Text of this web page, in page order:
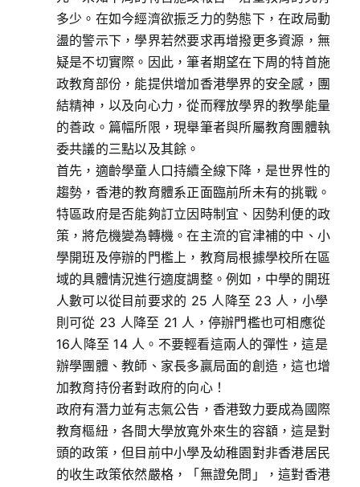
多少。在如今經濟欲振乏力的勢態下，在政局動
盪的警示下，學界若然要求再增撥更多資源，無
疑是不切實際。因此，筆者期望在下周的特首施
政教育部份，能提供增加香港學界的安全感，團
結精神，以及向心力，從而釋放學界的教學能量
的善政。篇幅所限，現舉筆者與所屬教育團體執
委共議的三點以及其餘。
首先，適齡學童人口持續全線下降，是世界性的
趨勢，香港的教育體系正面臨前所未有的挑戰。
特區政府是否能夠訂立因時制宜、因勢利便的政
策，將危機變為轉機。在主流的官津補的中、小
學開班及停辦的門檻上，教育局根據學校所在區
域的具體情況進行適度調整。例如，中學的開班
人數可以從目前要求的 25 人降至 23 人，小學
則可從 23 人降至 21 人，停辦門檻也可相應從
16人降至 14 人。不要輕看這兩人的彈性，這是
辦學團體、教師、家長多贏局面的創造，這也增
加教育持份者對政府的向心！
政府有潛力並有志氣公告，香港致力要成為國際
教育樞紐，各間大學放寬外來生的容額，這是對
頭的政策，但目前中小學及幼稚園對非香港居民
的收生政策依然嚴格，「無證免問」，這對香港